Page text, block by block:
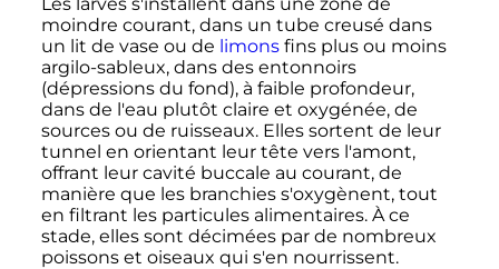
moindre courant, dans un tube creusé dans
un lit de vase ou de limonsfins plus ou moins
argilo-sableux, dans des entonnoirs
(dépressions du fond), à faible profondeur,
dans de l'eau plutôt claire et oxygénée, de
sources ou de ruisseaux. Elles sortent de leur
tunnel en orientant leur tête vers l'amont,
offrant leur cavité buccale au courant, de
manière que les branchies s'oxygènent, tout
en filtrant les particules alimentaires. À ce
stade, elles sont décimées par de nombreux
poissons et oiseaux qui s'en nourrissent.